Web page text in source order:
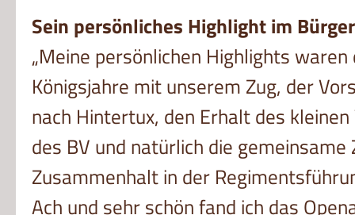
Sein persönliches Highlight im
„Meine persönlichen Highlights waren
Königsjahre mit unserem Zug, der
nach Hintertux, den Erhalt des
des BV und natürlich die gemeinsame
Zusammenhalt in der
Ach und sehr schön fand ich das